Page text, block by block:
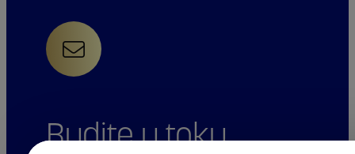
DIJAREJA
Budite u toku